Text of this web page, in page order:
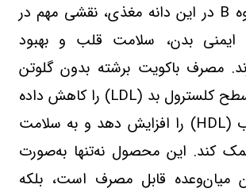
B در این دانه مغذی، نقشی مهم در
بدن، سلامت قلب و بهبود
مصرف باکویت برشته بدون گلوتن
کلسترول بد (LDL) را کاهش داده
(HDL) را افزایش دهد و به سلامت
کند. این محصول نه‌تنها به‌صورت
میان‌وعده قابل مصرف است، بلکه